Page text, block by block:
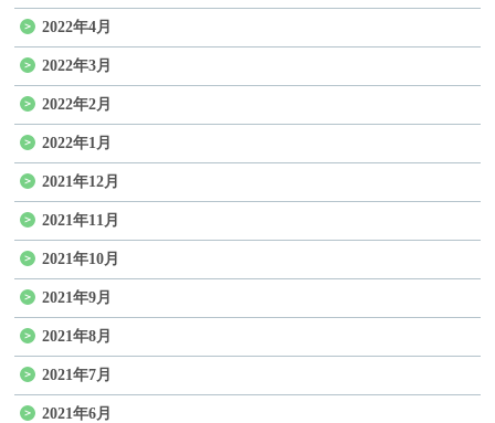
2022年4月
2022年3月
2022年2月
2022年1月
2021年12月
2021年11月
2021年10月
2021年9月
2021年8月
2021年7月
2021年6月